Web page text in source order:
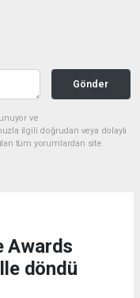
Gönder
ve
ilgili doğrudan veya dolaylı
tüm yorumlardan site
Awards
döndü